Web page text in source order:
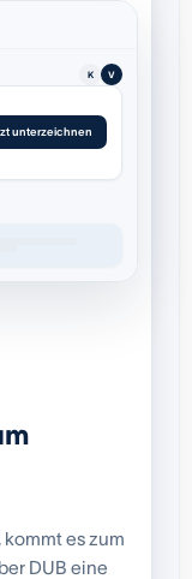
K V
unterzeichnen
es zum
DUB eine